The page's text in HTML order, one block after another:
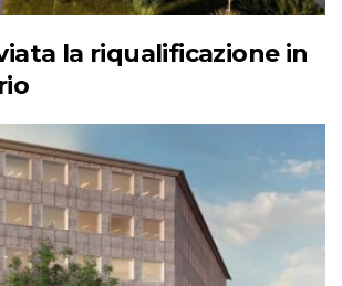
la riqualificazione in